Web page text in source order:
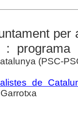
: programa
(PSC-
de